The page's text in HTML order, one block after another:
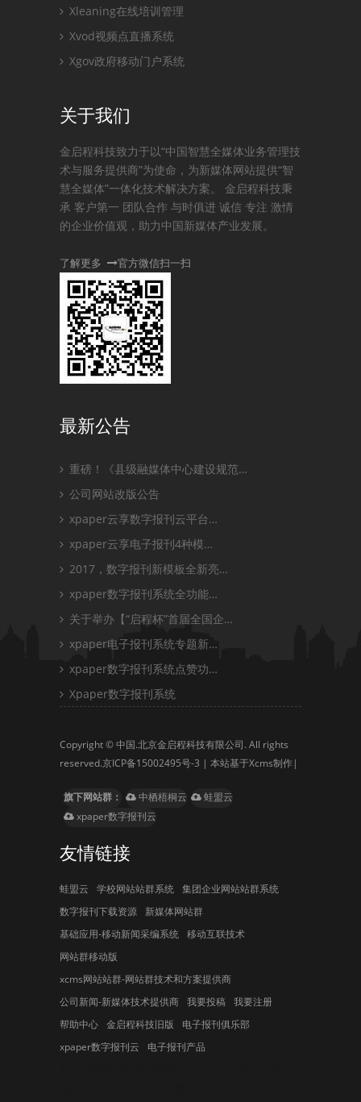
Xleaning在线培训管理
Xvod视频点直播系统
Xgov政府移动门户系统
关于我们
金启程科技致力于以“中国智慧全媒体业务管理技
术与服务提供商”为使命，为新媒体网站提供“智
慧全媒体”一体化技术解决方案。 金启程科技秉
承 客户第一 团队合作 与时俱进 诚信 专注 激情
的企业价值观，助力中国新媒体产业发展。
了解更多 官方微信扫一扫
最新公告
重磅！《县级融媒体中心建设规范…
公司网站改版公告
xpaper云享数字报刊云平台…
xpaper云享电子报刊4种模…
2017，数字报刊新模板全新亮…
xpaper数字报刊系统全功能…
关于举办【“启程杯”首届全国企…
xpaper电子报刊系统专题新…
xpaper数字报刊系统点赞功…
Xpaper数字报刊系统
Copyright © 中国.北京金启程科技有限公司. All rights
reserved.京ICP备15002495号-3 | 本站基于Xcms制作|
旗下网站群： 中栖梧桐云
蛙盟云
xpaper数字报刊云
友情链接
蛙盟云 学校网站站群系统 集团企业网站站群系统
数字报刊下载资源
新媒体网站群
基础应用-移动新闻采编系统 移动互联技术
网站群移动版
xcms网站站群-网站群技术和方案提供商
公司新闻-新媒体技术提供商 我要投稿
我要注册
帮助中心 金启程科技旧版
电子报刊俱乐部
xpaper数字报刊云
电子报刊产品